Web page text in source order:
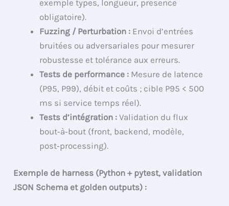
exemple types, longueur, presence
obligatoire).
Fuzzing / Perturbation : Envoi d’entrées
bruitées ou adversariales pour mesurer
robustesse et tolérance aux erreurs.
Tests de performance : Mesure de latence
(P95, P99), débit et coûts ; cible P95 < 500
ms si service temps réel).
Tests d’intégration : Validation du flux
bout‑à‑bout (front, backend, modèle,
post‑processing).
Exemple de harness (Python + pytest, validation
JSON Schema et golden outputs) :